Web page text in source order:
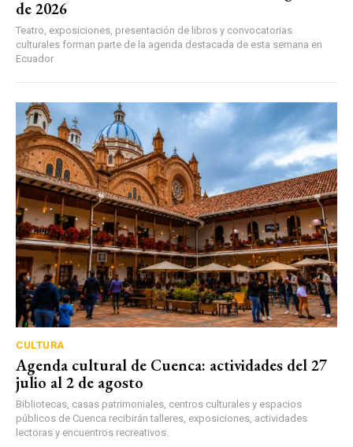
de 2026
Teatro, exposiciones, presentación de libros y convocatorias
culturales forman parte de la agenda destacada de esta semana en
Ecuador
CULTURA
Agenda cultural de Cuenca: actividades del 27
julio al 2 de agosto
Bibliotecas, casas patrimoniales, centros culturales y espacios
públicos de Cuenca recibirán talleres, exposiciones, actividades
lectoras y encuentros recreativos.